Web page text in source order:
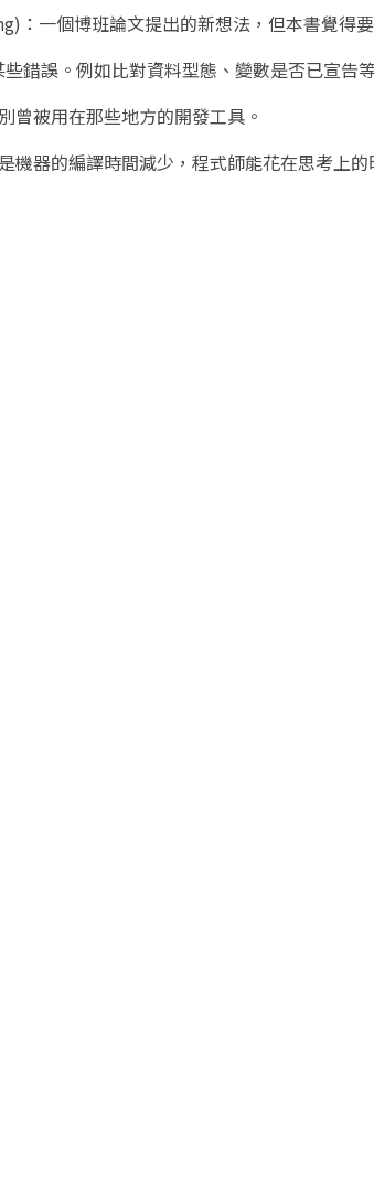
一個博班論文提出的新想法，但本書覺得
錯誤。例如比對資料型態、變數是否已宣告
曾被用在那些地方的開發工具。
機器的編譯時間減少，程式師能花在思考上的